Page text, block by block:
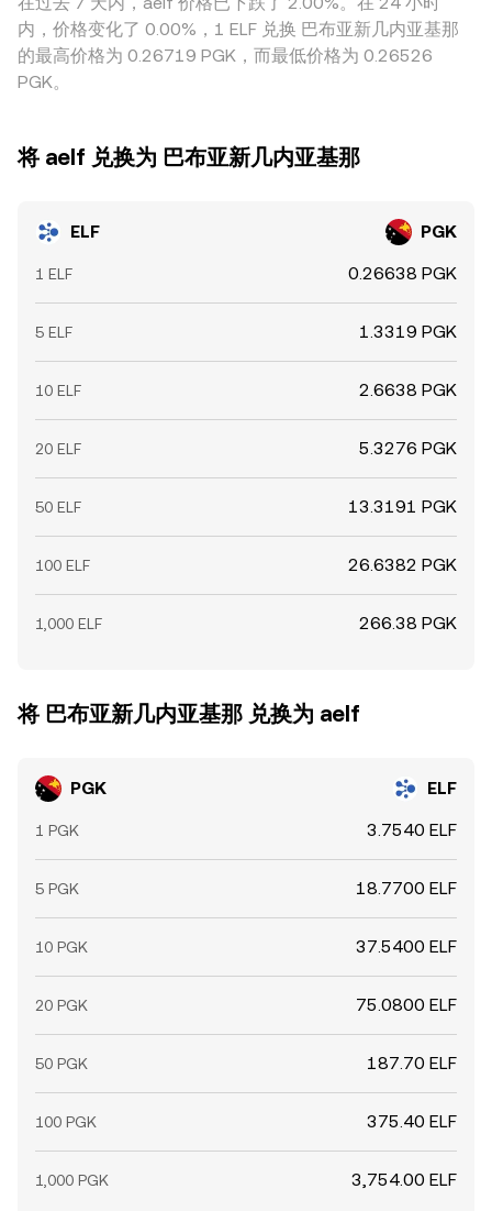
收敛这些价差，但受限于链上与法币通道的提现时效、手续
费、风控限额与价格波动，套利并不能在所有时刻实现完全同
步的价格统一。
内，价格变化了 0.00%，1 ELF 兑换 巴布亚新几内亚基那
的最高价格为 0.26719 PGK，而最低价格为 0.26526
PGK。
将 aelf 兑换为 巴布亚新几内亚基那
ELF PGK
1 ELF 0.26638 PGK
5 ELF 1.3319 PGK
10 ELF 2.6638 PGK
20 ELF 5.3276 PGK
50 ELF 13.3191 PGK
100 ELF 26.6382 PGK
1,000 ELF 266.38 PGK
将 巴布亚新几内亚基那 兑换为 aelf
PGK ELF
1 PGK 3.7540 ELF
5 PGK 18.7700 ELF
10 PGK 37.5400 ELF
20 PGK 75.0800 ELF
50 PGK 187.70 ELF
100 PGK 375.40 ELF
1,000 PGK 3,754.00 ELF